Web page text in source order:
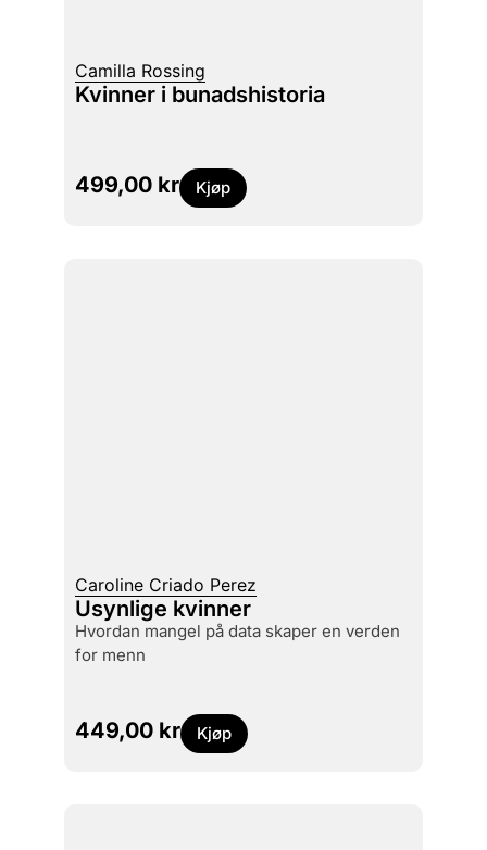
Camilla Rossing
Kvinner i bunadshistoria
499,00 kr Kjøp
Caroline Criado Perez
Usynlige kvinner
hvordan mangel på data skaper en verden
for menn
449,00 kr Kjøp